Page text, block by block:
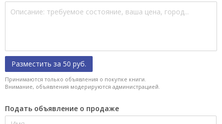
Разместить за 50 руб.
Принимаются только объявления о покупке книги.
Внимание, объявления модерируются администрацией.
Подать объявление о продаже